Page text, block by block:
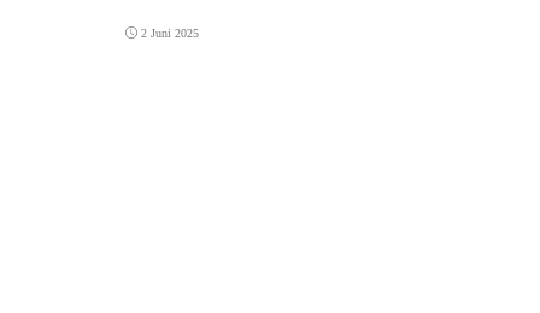
2 Juni 2025